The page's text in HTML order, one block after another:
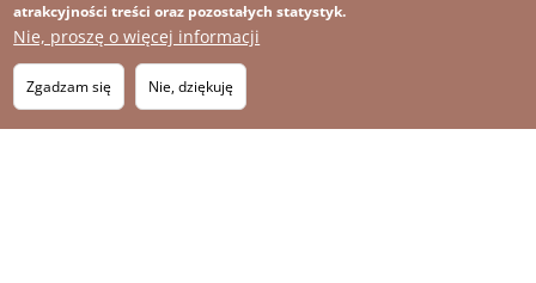
atrakcyjności treści oraz pozostałych statystyk.
Nie, proszę o więcej informacji
Zgadzam się Nie, dziękuję